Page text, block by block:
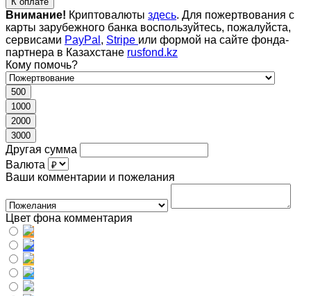
Внимание! Криптовалюты здесь. Для пожертвования с
карты зарубежного банка воспользуйтесь, пожалуйста,
сервисами PayPal , Stripe или формой на сайте фонда-
партнера в Казахстане rusfond.kz
Кому помочь?
500
1000
2000
3000
Другая сумма
Валюта
Ваши комментарии и пожелания
Цвет фона комментария